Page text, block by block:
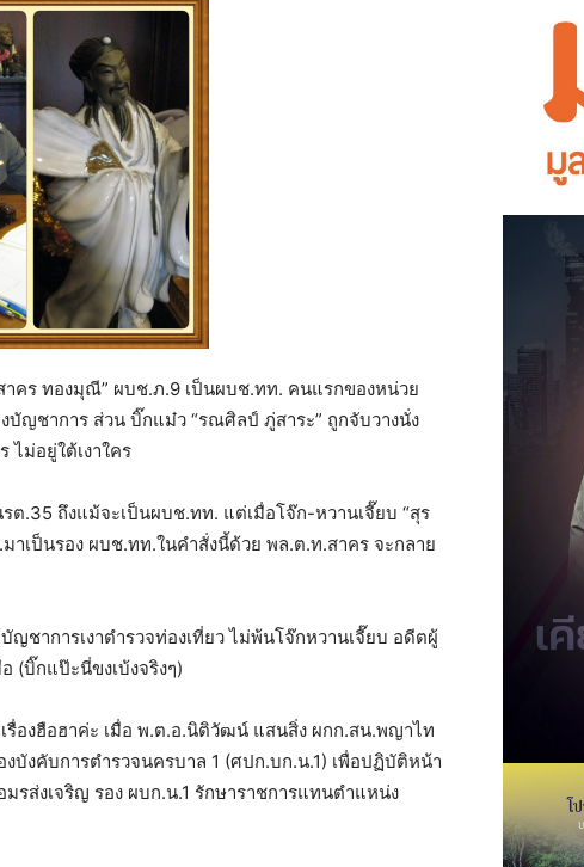
คร ทองมุณี” ผบช.ภ.9 เป็นผบช.ทท. คนแรกของหน่วย
ญชาการ ส่วน บิ๊กแม๋ว “รณศิลป์ ภู่สาระ” ถูกจับวางนั่ง
ม่อยู่ใต้เงาใคร
.35 ถึงแม้จะเป็นผบช.ทท. แต่เมื่อโจ๊ก-หวานเจี๊ยบ “สุร
าเป็นรอง ผบช.ทท.ในคำสั่งนี้ด้วย พล.ต.ท.สาคร จะกลาย
ชาการเงาตำรวจท่องเที่ยว ไม่พ้นโจ๊กหวานเจี๊ยบ อดีตผู้
(บิ๊กแป๊ะนี่ขงเบ้งจริงๆ)
รื่องฮือฮาค่ะ เมื่อ พ.ต.อ.นิติวัฒน์ แสนสิ่ง ผกก.สน.พญาไท
งคับการตำรวจนครบาล 1 (ศปก.บก.น.1) เพื่อปฏิบัติหน้า
ส่งเจริญ รอง ผบก.น.1 รักษาราชการแทนตำแหน่ง